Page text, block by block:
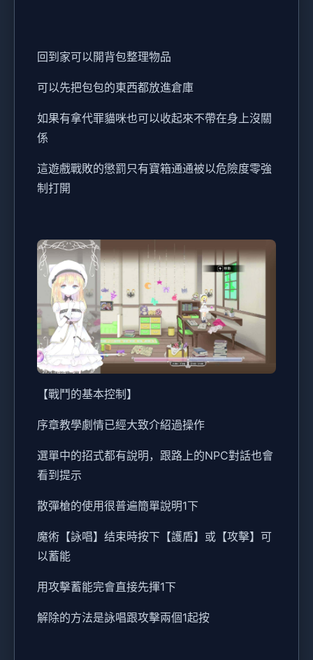
回到家可以開背包整理物品
可以先把包包的東西都放進倉庫
如果有拿代罪貓咪也可以收起來不帶在身上沒關
係
這遊戲戰敗的懲罰只有寶箱通通被以危險度零強
制打開
【戰鬥的基本控制】
序章教學劇情已經大致介紹過操作
選單中的招式都有說明，跟路上的NPC對話也會
看到提示
散彈槍的使用很普遍簡單說明1下
魔術【詠唱】结束時按下【護盾】或【攻擊】可
以蓄能
用攻擊蓄能完會直接先揮1下
解除的方法是詠唱跟攻擊兩個1起按